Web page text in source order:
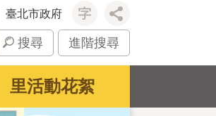
臺北市政府
搜尋 進階搜尋
里活動花絮